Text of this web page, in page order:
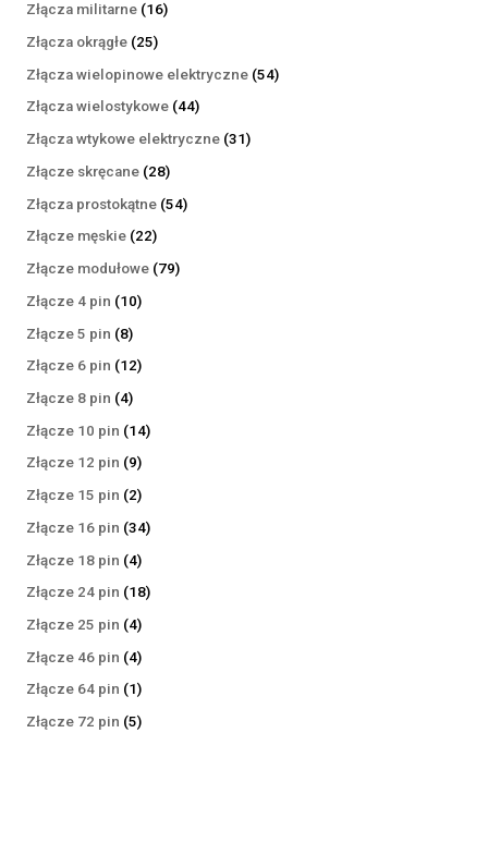
Złącza militarne 1616
Złącza okrągłe 2525
produktów
Złącza wielopinowe elektryczne 5454
Złącza wielostykowe 4444
produkty
Złącza wtykowe elektryczne 3131
Złącze skręcane 2828
produktów
Złącza prostokątne 5454
Złącze męskie 2222
produkty
Złącze modułowe 7979
Złącze 4 pin 1010
Złącze 5 pin 88
produktów
Złącze 6 pin 1212
Złącze 8 pin 44
produkty
Złącze 10 pin 1414
Złącze 12 pin 99
produktów
Złącze 15 pin 22
produkty
Złącze 16 pin 3434
Złącze 18 pin 44
produkty
Złącze 24 pin 1818
Złącze 25 pin 44
produkty
Złącze 46 pin 44
produkty
Złącze 64 pin 11
produkt
Złącze 72 pin 55